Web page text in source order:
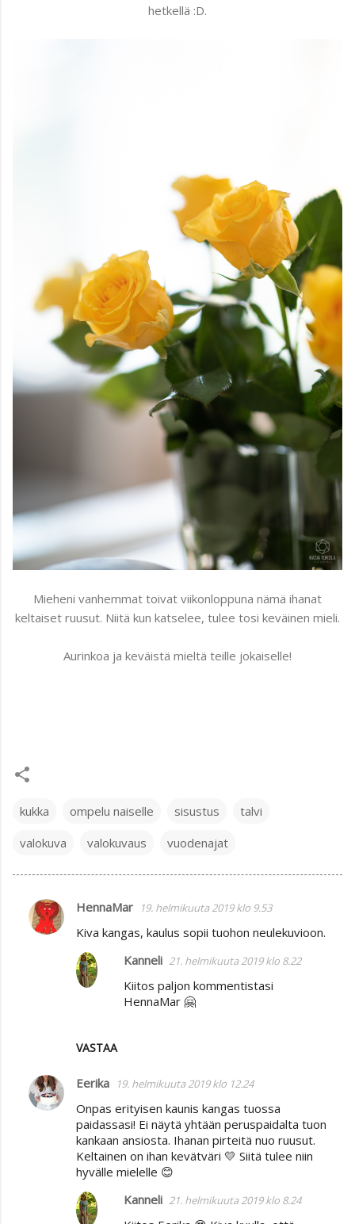
hetkellä :D.
Mieheni vanhemmat toivat viikonloppuna nämä ihanat
keltaiset ruusut. Niitä kun katselee, tulee tosi keväinen mieli.
Aurinkoa ja keväistä mieltä teille jokaiselle!
kukka ompelu naiselle sisustus
talvi
valokuva
valokuvaus vuodenajat
K
o
t
HennaMar 19. helmikuuta 2019 klo 9.53
Kiva kangas, kaulus sopii tuohon neulekuvioon.
VASTAA
Kanneli 21. helmikuuta 2019 klo 8.22
Kiitos paljon kommentistasi
HennaMar 🤗
Eerika 19. helmikuuta 2019 klo 12.24
Onpas erityisen kaunis kangas tuossa
paidassasi! Ei näytä yhtään peruspaidalta tuon
kankaan ansiosta. Ihanan pirteitä nuo ruusut.
Keltainen on ihan kevätväri 💛 Siitä tulee niin
hyvälle mielelle 😊
Kanneli 21. helmikuuta 2019 klo 8.24